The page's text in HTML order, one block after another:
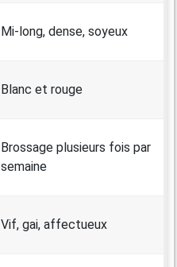
Mi-long, dense, soyeux
Blanc et rouge
Brossage plusieurs fois par
semaine
Vif, gai, affectueux